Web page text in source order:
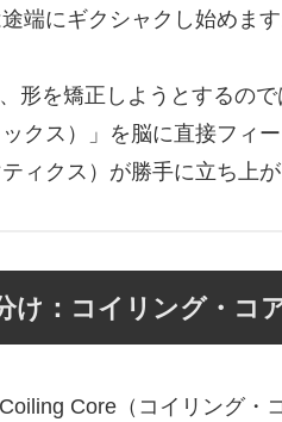
端にギクシャクし始めます
形を矯正しようとするの
クス）」を脳に直接フィ
ィクス）が勝手に立ち上
け：コイリング・コ
Core（コイリング・